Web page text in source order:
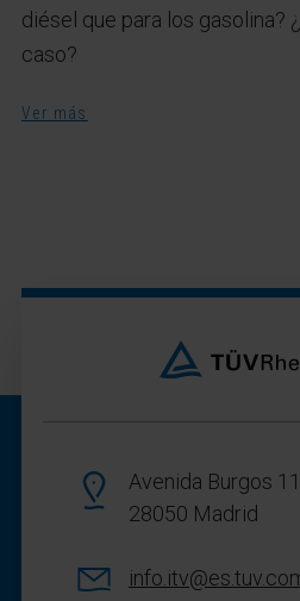
diésel que para los gasolina?
caso?
Ver más
Avenida Burgos
28050 Madrid